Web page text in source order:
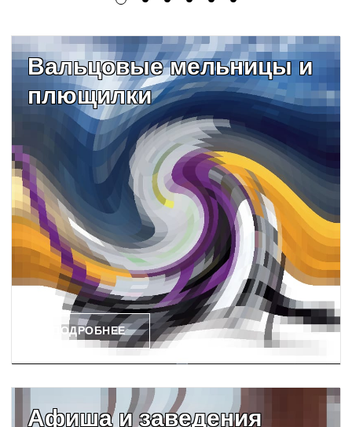
Вальцовые мельницы и
плющилки
ПОДРОБНЕЕ
Афиша и заведения